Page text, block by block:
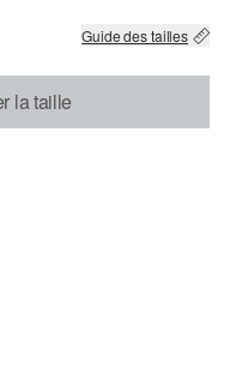
Guide des tailles
la taille